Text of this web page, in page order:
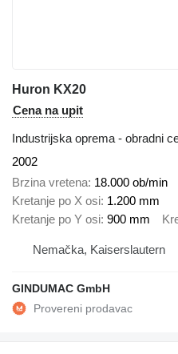
Huron KX20
Cena na upit
Industrijska oprema - obradni
2002
Brzina vretena 18.000 ob/min
Kretanje po X osi 1.200 mm
Kretanje po Y osi 900 mm
Nemačka, Kaiserslautern
GINDUMAC GmbH